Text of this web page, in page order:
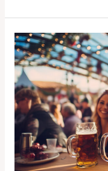
Traditionelle
Getränke
und
ihre
kulturelle
Bedeutung
in
Deutschland